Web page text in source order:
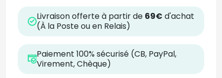
Livraison offerte à partir de 69€ d'achat
(À la Poste ou en Relais)
Paiement 100% sécurisé (CB, PayPal,
Virement, Chèque)